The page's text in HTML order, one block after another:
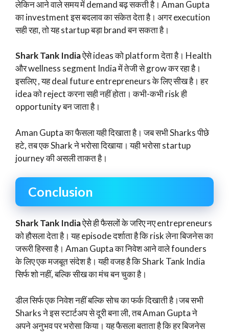
लेकिन आने वाले समय में demand बढ़ सकती है। Aman Gupta
का investment इस बदलाव का संकेत देता है। अगर execution
सही रहा, तो यह startup बड़ा brand बन सकता है।
Shark Tank Indiaऐसे ideas को platform देता है। Health
और wellness segment India में तेजी से grow कर रहा है।
इसलिए , यह deal future entrepreneurs के लिए सीख है। हर
idea को reject करना सही नहीं होता। कभी-कभी risk ही
opportunity बन जाता है।
Aman Gupta का फैसला यही दिखाता है। जब सभी Sharks पीछे
हटे, तब एक Shark ने भरोसा दिखाया। यही भरोसा startup
journey की असली ताकत है।
Conclusion
Shark Tank Indiaऐसे ही फैसलों के जरिए नए entrepreneurs
को हौसला देता है। यह episode दर्शाता है कि risk लेना बिजनेस का
जरूरी हिस्सा है। Aman Gupta का निवेश आने वाले founders
के लिए एक मजबूत संदेश है। यही वजह है कि Shark Tank India
सिर्फ शो नहीं, बल्कि सीख का मंच बन चुका है।
डील सिर्फ एक निवेश नहीं बल्कि सोच का फर्क दिखाती है।जब सभी
Sharks ने इस स्टार्टअप से दूरी बना ली, तब Aman Gupta ने
अपने अनुभव पर भरोसा किया। यह फैसला बताता है कि हर बिजनेस